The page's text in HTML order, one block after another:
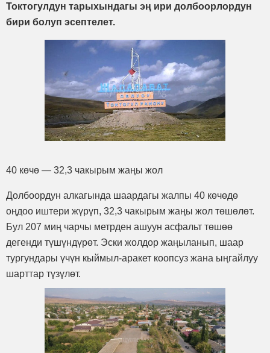
Токтогулдун тарыхындагы эң ири долбоорлордун
бири болуп эсептелет.
40 көчө — 32,3 чакырым жаңы жол
Долбоордун алкагында шаардагы жалпы 40 көчөдө
оңдоо иштери жүрүп, 32,3 чакырым жаңы жол төшөлөт.
Бул 207 миң чарчы метрден ашуун асфальт төшөө
дегенди түшүндүрөт. Эски жолдор жаңыланып, шаар
тургундары үчүн кыймыл-аракет коопсуз жана ыңгайлуу
шарттар түзүлөт.